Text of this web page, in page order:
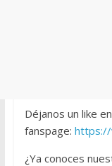
Déjanos un like
fanspage: https://
¿Ya conoces